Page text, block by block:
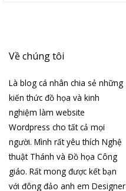
Về chúng tôi
Là blog cá nhân chia sẻ những
kiến thức đồ họa và kinh
nghiệm làm website
Wordpress cho tất cả mọi
người. Mình rất yêu thích Nghệ
thuật Thánh và Đồ họa Công
giáo. Rất mong được kết bạn
với đông đảo anh em Designer